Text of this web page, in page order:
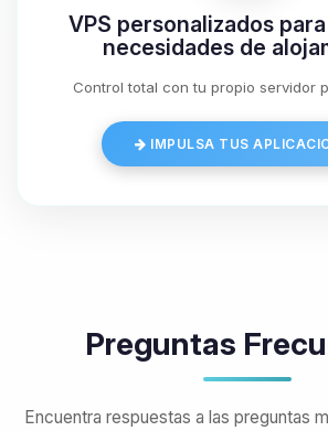
VPS personalizados
necesidades de
Control total con tu propio servidor
IMPULSA TUS
Preguntas
Encuentra respuestas a las preguntas